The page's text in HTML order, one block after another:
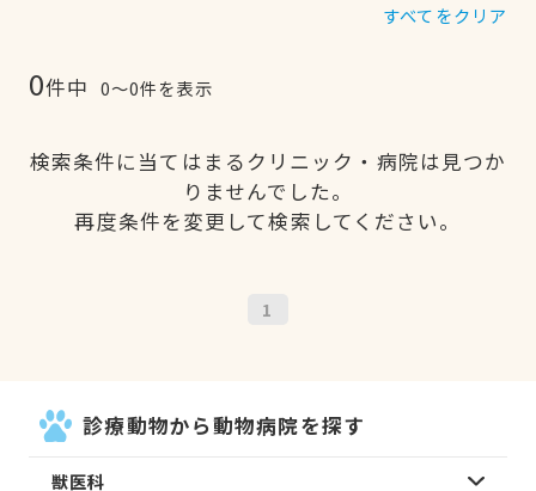
すべてをクリア
0件中 0〜0件を表示
検索条件に当てはまるクリニック・病院は見つか
りませんでした。
再度条件を変更して検索してください。
1
診療動物から動物病院を探す
獣医科